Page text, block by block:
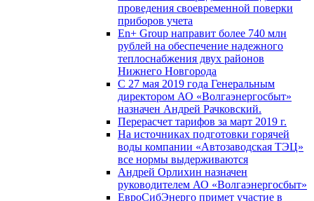
проведения своевременной поверки
приборов учета
En+ Group направит более 740 млн
рублей на обеспечение надежного
теплоснабжения двух районов
Нижнего Новгорода
С 27 мая 2019 года Генеральным
директором АО «Волгаэнергосбыт»
назначен Андрей Рачковский.
Перерасчет тарифов за март 2019 г.
На источниках подготовки горячей
воды компании «Автозаводская ТЭЦ»
все нормы выдерживаются
Андрей Орлихин назначен
руководителем АО «Волгаэнергосбыт»
ЕвроСибЭнерго примет участие в